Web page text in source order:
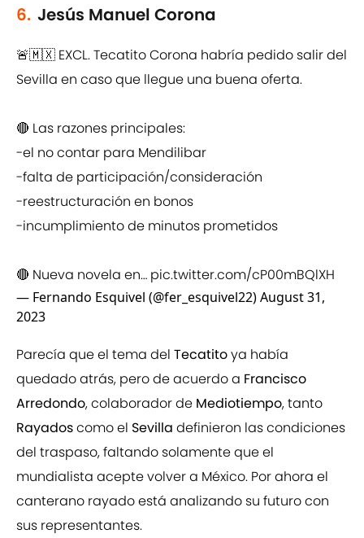
6. Jesús Manuel Corona
🚨🇲🇽 EXCL. Tecatito Corona habría pedido salir del
Sevilla en caso que llegue una buena oferta.
🔴 Las razones principales:
-el no contar para Mendilibar
-falta de participación/consideración
-reestructuración en bonos
-incumplimiento de minutos prometidos
🔴 Nueva novela en… pic.twitter.com/cP00mBQlXH
— Fernando Esquivel (@fer_esquivel22)August 31,
2023
Parecía que el tema del Tecatitoya había
quedado atrás, pero de acuerdo a Francisco
Arredondo, colaborador de Mediotiempo, tanto
Rayadoscomo el Sevilla definieron las condiciones
del traspaso, faltando solamente que el
mundialista acepte volver a México. Por ahora el
canterano rayado está analizando su futuro con
sus representantes.